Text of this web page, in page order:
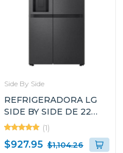
Side By Side
REFRIGERADORA LG
SIDE BY SIDE DE 22
CUFT COLOR NEGRO
SMART INVERTER
VS25LQIK
(1)
$927.95 $1,104.26